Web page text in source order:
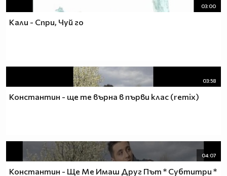
03:00
Кали - Спри, Чуй го
03:58
Константин - ще те върна в първи клас (remix)
04:07
Константин - Ще Ме Имаш Друг Път * Субтитри *